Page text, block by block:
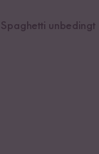
unbedingt